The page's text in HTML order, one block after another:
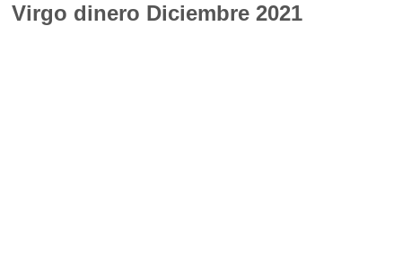
Virgo dinero Diciembre 2021